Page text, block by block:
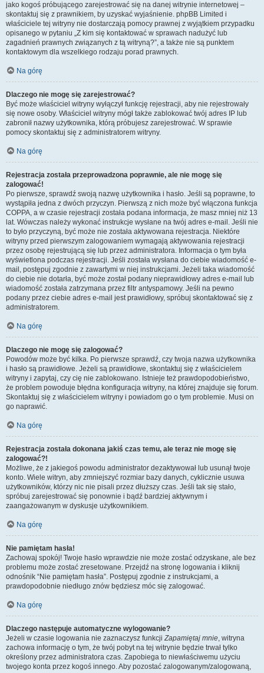
jako kogoś próbującego zarejestrować się na danej witrynie internetowej –
skontaktuj się z prawnikiem, by uzyskać wyjaśnienie. phpBB Limited i
właściciele tej witryny nie dostarczają pomocy prawnej z wyjątkiem przypadku
opisanego w pytaniu „Z kim się kontaktować w sprawach nadużyć lub
zagadnień prawnych związanych z tą witryną?”, a także nie są punktem
kontaktowym dla wszelkiego rodzaju porad prawnych.
Na górę
Dlaczego nie mogę się zarejestrować?
Być może właściciel witryny wyłączył funkcję rejestracji, aby nie rejestrowały
się nowe osoby. Właściciel witryny mógł także zablokować twój adres IP lub
zabronił nazwy użytkownika, którą próbujesz zarejestrować. W sprawie
pomocy skontaktuj się z administratorem witryny.
Na górę
Rejestracja została przeprowadzona poprawnie, ale nie mogę się
zalogować!
Po pierwsze, sprawdź swoją nazwę użytkownika i hasło. Jeśli są poprawne, to
wystąpiła jedna z dwóch przyczyn. Pierwszą z nich może być włączona funkcja
COPPA, a w czasie rejestracji została podana informacja, że masz mniej niż 13
lat. Wówczas należy wykonać instrukcje wysłane na twój adres e-mail. Jeśli nie
to było przyczyną, być może nie została aktywowana rejestracja. Niektóre
witryny przed pierwszym zalogowaniem wymagają aktywowania rejestracji
przez osobę rejestrującą się lub przez administratora. Informacja o tym była
wyświetlona podczas rejestracji. Jeśli została wysłana do ciebie wiadomość e-
mail, postępuj zgodnie z zawartymi w niej instrukcjami. Jeżeli taka wiadomość
do ciebie nie dotarła, być może został podany nieprawidłowy adres e-mail lub
wiadomość została zatrzymana przez filtr antyspamowy. Jeśli na pewno
podany przez ciebie adres e-mail jest prawidłowy, spróbuj skontaktować się z
administratorem.
Na górę
Dlaczego nie mogę się zalogować?
Powodów może być kilka. Po pierwsze sprawdź, czy twoja nazwa użytkownika
i hasło są prawidłowe. Jeżeli są prawidłowe, skontaktuj się z właścicielem
witryny i zapytaj, czy cię nie zablokowano. Istnieje też prawdopodobieństwo,
że problem powoduje błędna konfiguracja witryny, na której znajduje się forum.
Skontaktuj się z właścicielem witryny i powiadom go o tym problemie. Musi on
go naprawić.
Na górę
Rejestracja została dokonana jakiś czas temu, ale teraz nie mogę się
zalogować?!
Możliwe, że z jakiegoś powodu administrator dezaktywował lub usunął twoje
konto. Wiele witryn, aby zmniejszyć rozmiar bazy danych, cyklicznie usuwa
użytkowników, którzy nic nie pisali przez dłuższy czas. Jeśli tak się stało,
spróbuj zarejestrować się ponownie i bądź bardziej aktywnym i
zaangażowanym w dyskusje użytkownikiem.
Na górę
Nie pamiętam hasła!
Zachowaj spokój! Twoje hasło wprawdzie nie może zostać odzyskane, ale bez
problemu może zostać zresetowane. Przejdź na stronę logowania i kliknij
odnośnik “Nie pamiętam hasła”. Postępuj zgodnie z instrukcjami, a
prawdopodobnie niedługo znów będziesz móc się zalogować.
Na górę
Dlaczego następuje automatyczne wylogowanie?
Jeżeli w czasie logowania nie zaznaczysz funkcjiZapamiętaj mnie, witryna
zachowa informację o tym, że twój pobyt na tej witrynie będzie trwał tylko
określony przez administratora czas. Zapobiega to niewłaściwemu użyciu
twojego konta przez kogoś innego. Aby pozostać zalogowanym/zalogowaną,